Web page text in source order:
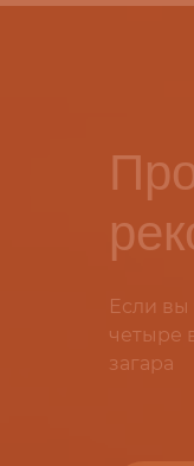
Если вы
четыре
загара